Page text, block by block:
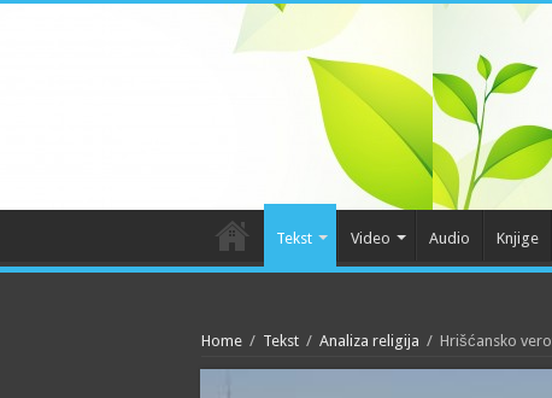
Tekst Video Audio Knjige
Home / Tekst / Analiza religija / Hrišćansko